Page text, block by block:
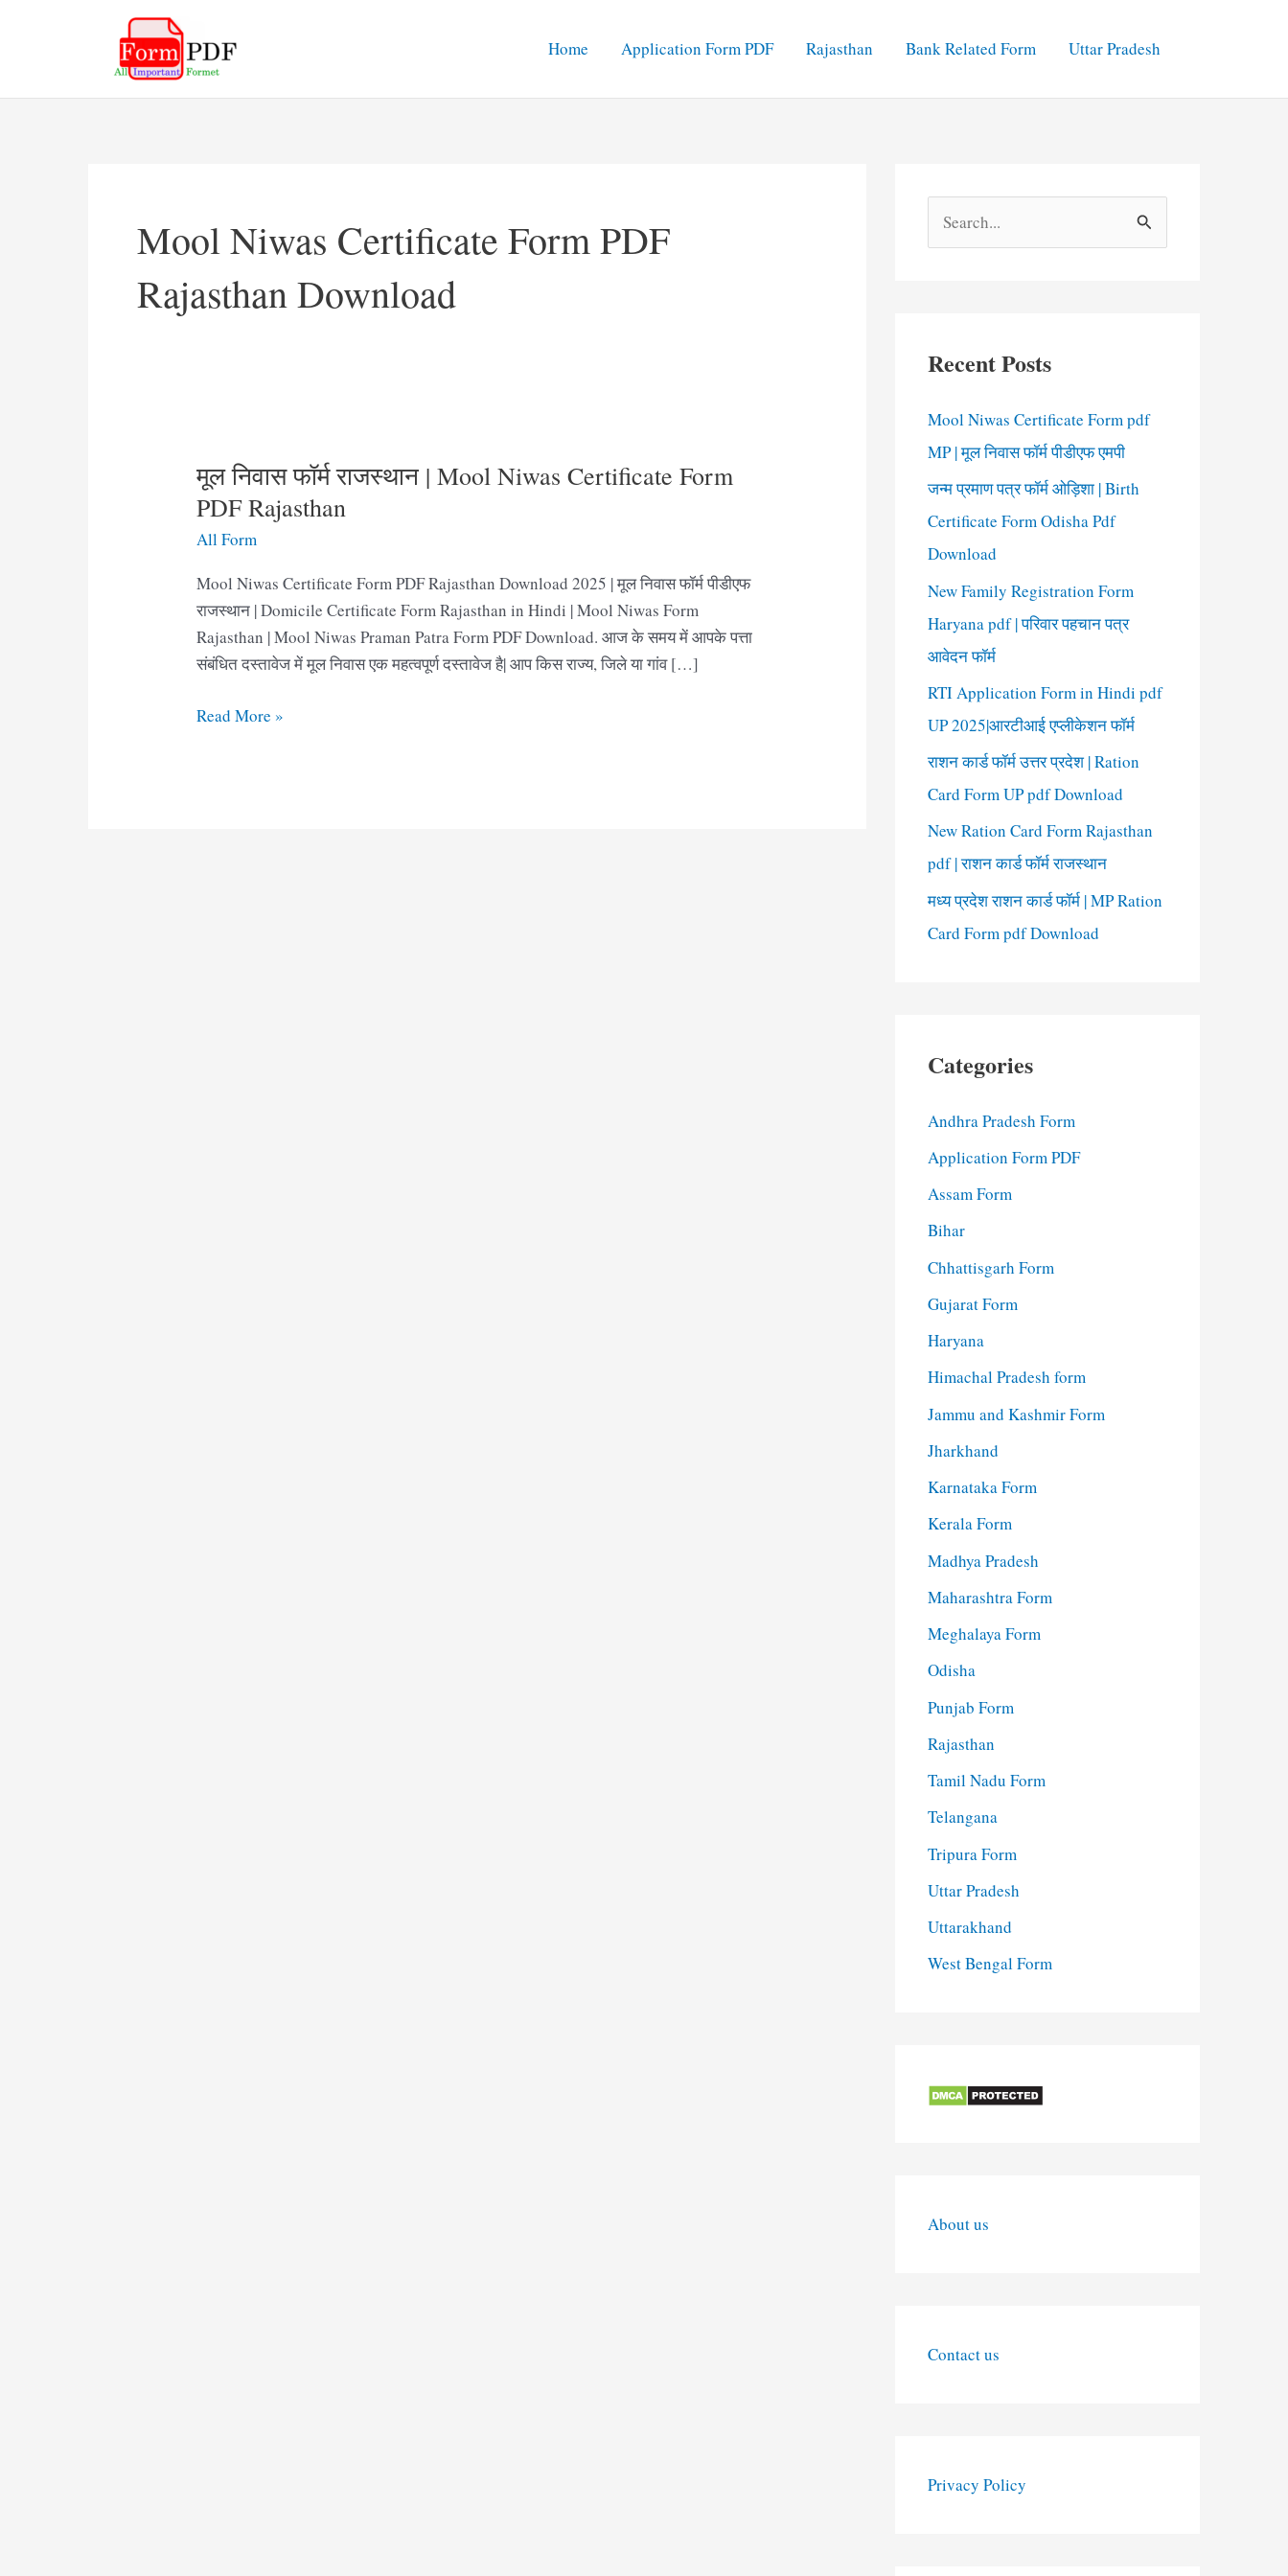
Home Application Form PDF Rajasthan Bank Related Form Uttar Pradesh
Mool Niwas Certificate Form PDF
Rajasthan Download
मूल निवास फॉर्म राजस्थान | Mool Niwas Certificate Form
PDF Rajasthan
All Form
Mool Niwas Certificate Form PDF Rajasthan Download 2025 | मूल निवास फॉर्म पीडीएफ
राजस्थान | Domicile Certificate Form Rajasthan in Hindi | Mool Niwas Form
Rajasthan | Mool Niwas Praman Patra Form PDF Download. आज के समय में आपके पत्ता
संबंधित दस्तावेज में मूल निवास एक महत्वपूर्ण दस्तावेज है| आप किस राज्य, जिले या गांव […]
मूल
Read More »
e
h
Recent Posts
Mool Niwas Certificate Form pdf
MP | मूल निवास फॉर्म पीडीएफ एमपी
जन्म प्रमाण पत्र फॉर्म ओड़िशा | Birth
Certificate Form Odisha Pdf
Download
New Family Registration Form
Haryana pdf | परिवार पहचान पत्र
आवेदन फॉर्म
RTI Application Form in Hindi pdf
UP 2025|आरटीआई एप्लीकेशन फॉर्म
राशन कार्ड फॉर्म उत्तर प्रदेश | Ration
Card Form UP pdf Download
New Ration Card Form Rajasthan
pdf | राशन कार्ड फॉर्म राजस्थान
मध्य प्रदेश राशन कार्ड फॉर्म | MP Ration
Card Form pdf Download
Categories
Andhra Pradesh Form
Application Form PDF
Assam Form
Bihar
Chhattisgarh Form
Gujarat Form
Haryana
Himachal Pradesh form
Jammu and Kashmir Form
Jharkhand
Karnataka Form
Kerala Form
Madhya Pradesh
Maharashtra Form
Meghalaya Form
Odisha
Punjab Form
Rajasthan
Tamil Nadu Form
Telangana
Tripura Form
Uttar Pradesh
Uttarakhand
West Bengal Form
About us
Contact us
Privacy Policy